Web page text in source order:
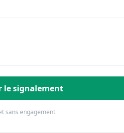
le signalement
sans engagement